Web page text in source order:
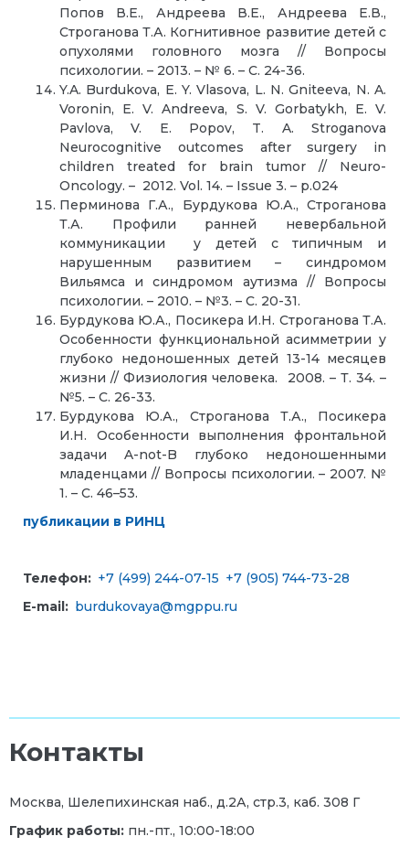
Попов В.Е., Андреева В.Е., Андреева Е.В.,
Строганова Т.А. Когнитивное развитие детей с
опухолями головного мозга // Вопросы
психологии. – 2013. – № 6. – С. 24-36.
Y.A. Burdukova, E. Y. Vlasova, L. N. Gniteeva, N. A.
Voronin, E. V. Andreeva, S. V. Gorbatykh, E. V.
Pavlova, V. E. Popov, T. A. Stroganova
Neurocognitive outcomes after surgery in
children treated for brain tumor // Neuro-
Oncology. – 2012. Vol. 14. – Issue 3. – p.024
Перминова Г.А., Бурдукова Ю.А., Строганова
Т.А. Профили ранней невербальной
коммуникации у детей с типичным и
нарушенным развитием – синдромом
Вильямса и синдромом аутизма // Вопросы
психологии. – 2010. – №3. – С. 20-31.
Бурдукова Ю.А., Посикера И.Н. Строганова Т.А.
Особенности функциональной асимметрии у
глубоко недоношенных детей 13-14 месяцев
жизни // Физиология человека. 2008. – Т. 34. –
№5. – С. 26-33.
Бурдукова Ю.А., Строганова Т.А., Посикера
И.Н. Особенности выполнения фронтальной
задачи A-not-B глубоко недоношенными
младенцами // Вопросы психологии. – 2007. №
1. – С. 46–53.
публикации в РИНЦ
Телефон: +7 (499) 244-07-15 +7 (905) 744-73-28
E-mail: burdukovaya@mgppu.ru
Контакты
Москва, Шелепихинская наб., д.2А, стр.3, каб. 308 Г
График работы: пн.-пт., 10:00-18:00